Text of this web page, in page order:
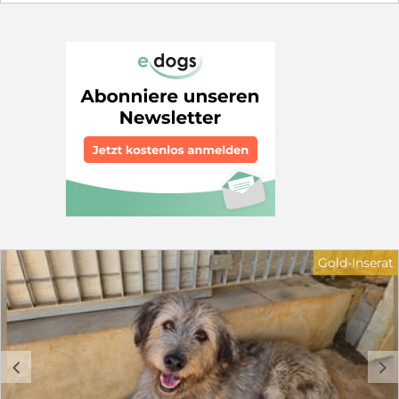
es schwer, sich im Rudel durchzusetzen. Sie liegt nur
Zuhause in ruhiger Wohnlage. Sie sollten über
Hundeerfahrung verfügen. Kinder sollten 12 Jahre oder
älter sein. Schön wäre ein sozialer Hundekumpel, der ihr
zeigt, wie schön das Leben sein kann. Wer hilft
Castagna und schenkt ihr ein Körbchen, sei es für
immer oder auf Zeit in Form von einer Pflegestelle. Sie
braucht dringend unsere Hilfe. Haben Sie Fragen zu
Castagna? Dann freue ich mich über ihre
Kontaktaufnahme: Petra Niebuhr 0171 1246032 Email:
petra.niebuhr@furbys-fellfreunde.de Alle Hunde sind
registrierten Transport. Die Hunde reisen mit Traces.
c d
Gold-Inserat